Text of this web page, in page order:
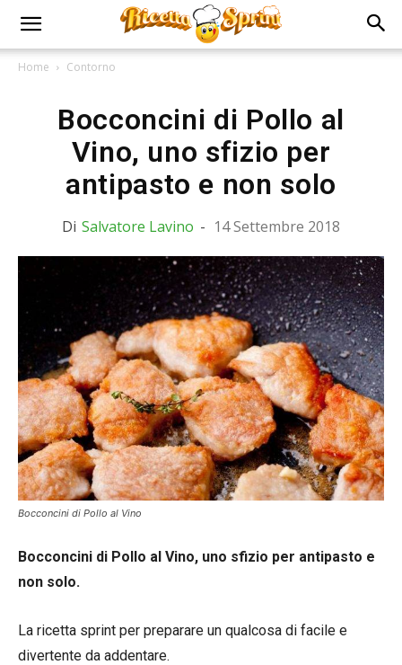
Home Contorno
Bocconcini di Pollo al
Vino, uno sfizio per
antipasto e non solo
Di Salvatore Lavino - 14 Settembre 2018
Bocconcini di Pollo al Vino
Bocconcini di Pollo al Vino, uno sfizio per antipasto e
non solo.
La ricetta sprint per preparare un qualcosa di facile e
divertente da addentare.